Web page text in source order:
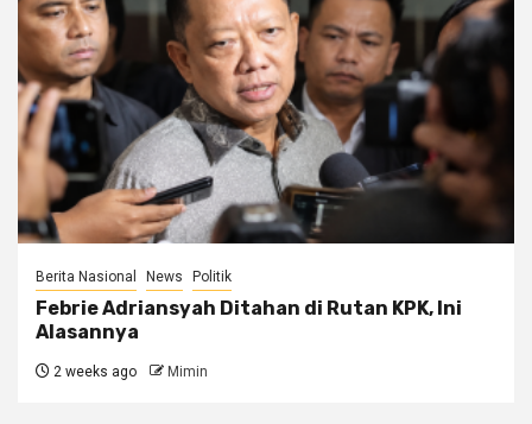
Berita Nasional News Politik
Febrie Adriansyah Ditahan di Rutan KPK, Ini
Alasannya
2 weeks ago Mimin